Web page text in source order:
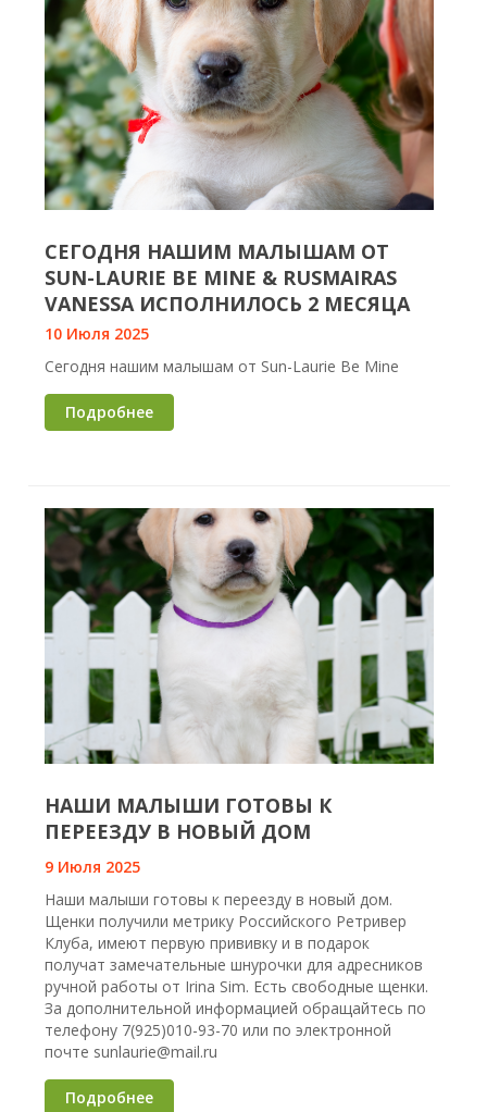
СЕГОДНЯ НАШИМ МАЛЫШАМ ОТ
SUN-LAURIE BE MINE & RUSMAIRAS
VANESSA ИСПОЛНИЛОСЬ 2 МЕСЯЦА
10 Июля 2025
Сегодня нашим малышам от Sun-Laurie Be Mine
Подробнее
НАШИ МАЛЫШИ ГОТОВЫ К
ПЕРЕЕЗДУ В НОВЫЙ ДОМ
9 Июля 2025
Наши малыши готовы к переезду в новый дом.
Щенки получили метрику Российского Ретривер
Клуба, имеют первую прививку и в подарок
получат замечательные шнурочки для адресников
ручной работы от Irina Sim. Есть свободные щенки.
За дополнительной информацией обращайтесь по
телефону 7(925)010-93-70 или по электронной
почте sunlaurie@mail.ru
Подробнее